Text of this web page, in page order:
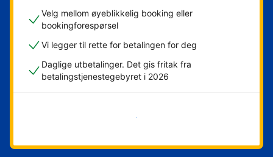
Velg mellom øyeblikkelig booking eller
bookingforespørsel
Vi legger til rette for betalingen for deg
Daglige utbetalinger. Det gis fritak fra
betalingstjenestegebyret i 2026
Kom i gang nå